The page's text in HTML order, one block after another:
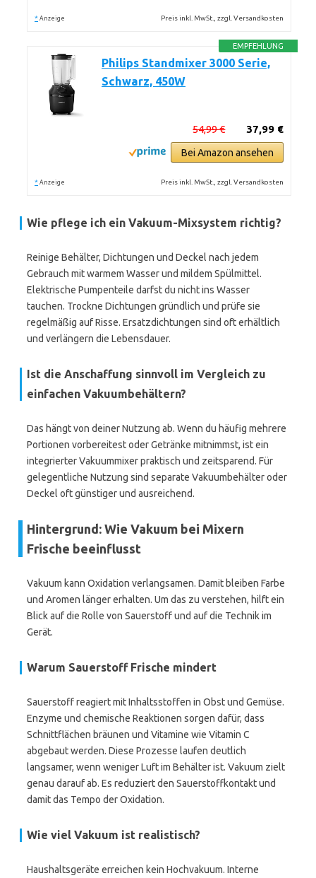
* Anzeige Preis inkl. MwSt., zzgl. Versandkosten
EMPFEHLUNG
Philips Standmixer 3000 Serie,
Schwarz, 450W
37,99 €
54,99 €
Bei Amazon ansehen
* Anzeige Preis inkl. MwSt., zzgl. Versandkosten
Wie pflege ich ein Vakuum-Mixsystem richtig?
Reinige Behälter, Dichtungen und Deckel nach jedem
Gebrauch mit warmem Wasser und mildem Spülmittel.
Elektrische Pumpenteile darfst du nicht ins Wasser
tauchen. Trockne Dichtungen gründlich und prüfe sie
regelmäßig auf Risse. Ersatzdichtungen sind oft erhältlich
und verlängern die Lebensdauer.
Ist die Anschaffung sinnvoll im Vergleich zu
einfachen Vakuumbehältern?
Das hängt von deiner Nutzung ab. Wenn du häufig mehrere
Portionen vorbereitest oder Getränke mitnimmst, ist ein
integrierter Vakuummixer praktisch und zeitsparend. Für
gelegentliche Nutzung sind separate Vakuumbehälter oder
Deckel oft günstiger und ausreichend.
Hintergrund: Wie Vakuum bei Mixern
Frische beeinflusst
Vakuum kann Oxidation verlangsamen. Damit bleiben Farbe
und Aromen länger erhalten. Um das zu verstehen, hilft ein
Blick auf die Rolle von Sauerstoff und auf die Technik im
Gerät.
Warum Sauerstoff Frische mindert
Sauerstoff reagiert mit Inhaltsstoffen in Obst und Gemüse.
Enzyme und chemische Reaktionen sorgen dafür, dass
Schnittflächen bräunen und Vitamine wie Vitamin C
abgebaut werden. Diese Prozesse laufen deutlich
langsamer, wenn weniger Luft im Behälter ist. Vakuum zielt
genau darauf ab. Es reduziert den Sauerstoffkontakt und
damit das Tempo der Oxidation.
Wie viel Vakuum ist realistisch?
Haushaltsgeräte erreichen kein Hochvakuum. Interne